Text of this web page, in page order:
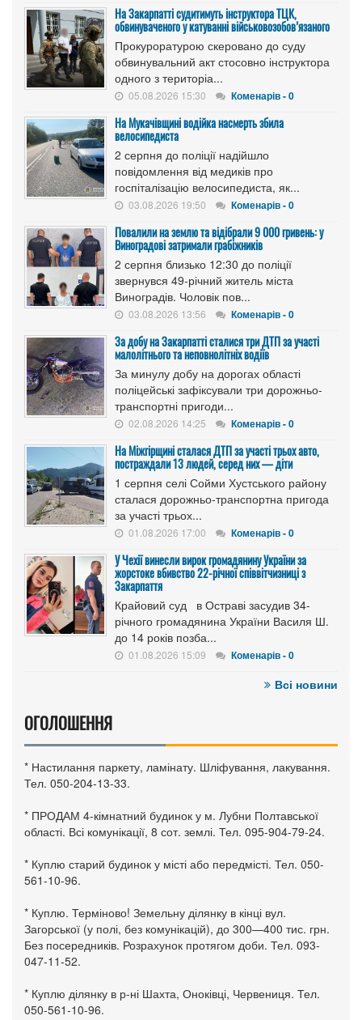
На Закарпатті судитимуть інструктора ТЦК,
обвинуваченого у катуванні військовозобов’язаного
Прокуроратурою скеровано до суду
обвинувальний акт стосовно інструктора
одного з територіа...
05.08.2026 15:30 Коменарів - 0
На Мукачівщині водійка насмерть збила
велосипедиста
2 серпня до поліції надійшло
повідомлення від медиків про
госпіталізацію велосипедиста, як...
03.08.2026 19:50 Коменарів - 0
Повалили на землю та відібрали 9 000 гривень: у
Виноградові затримали грабіжників
2 серпня близько 12:30 до поліції
звернувся 49-річний житель міста
Виноградів. Чоловік пов...
03.08.2026 13:56 Коменарів - 0
За добу на Закарпатті сталися три ДТП за участі
малолітнього та неповнолітніх водіїв
За минулу добу на дорогах області
поліцейські зафіксували три дорожньо-
транспортні пригоди...
02.08.2026 14:25 Коменарів - 0
На Міжгірщині сталася ДТП за участі трьох авто,
постраждали 13 людей, серед них — діти
1 серпня селі Сойми Хустського району
сталася дорожньо-транспортна пригода
за участі трьох...
01.08.2026 17:00 Коменарів - 0
У Чехії винесли вирок громадянину України за
жорстоке вбивство 22-річної співвітчизниці з
Закарпаття
Крайовий суд в Остраві засудив 34-
річного громадянина України Василя Ш.
до 14 років позба...
01.08.2026 15:09 Коменарів - 0
Всі новини
ОГОЛОШЕННЯ
* Настилання паркету, ламінату. Шліфування, лакування.
Тел. 050-204-13-33.
* ПРОДАМ 4-кімнатний будинок у м. Лубни Полтавської
області. Всі комунікації, 8 сот. землі. Тел. 095-904-79-24.
* Куплю старий будинок у місті або передмісті. Тел. 050-
561-10-96.
* Куплю. Терміново! Земельну ділянку в кінці вул.
Загорської (у полі, без комунікацій), до 300—400 тис. грн.
Без посередників. Розрахунок протягом доби. Тел. 093-
047-11-52.
* Куплю ділянку в р-ні Шахта, Оноківці, Червениця. Тел.
050-561-10-96.